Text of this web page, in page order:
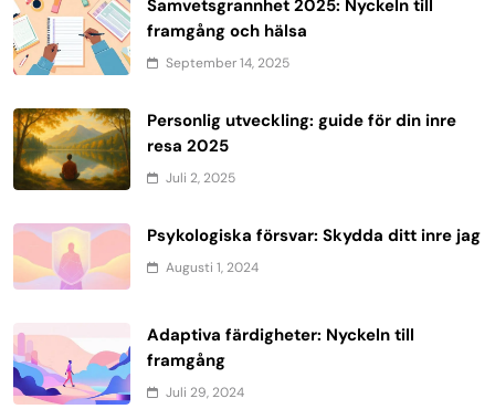
Samvetsgrannhet 2025: Nyckeln till
framgång och hälsa
September 14, 2025
Personlig utveckling: guide för din inre
resa 2025
Juli 2, 2025
Psykologiska försvar: Skydda ditt inre jag
Augusti 1, 2024
Adaptiva färdigheter: Nyckeln till
framgång
Juli 29, 2024